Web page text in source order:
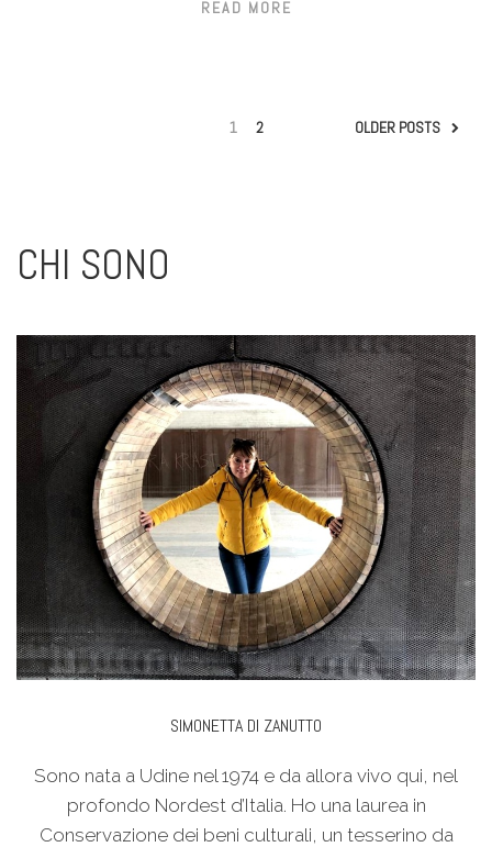
READ MORE
1 2 OLDER POSTS
CHI SONO
SIMONETTA DI ZANUTTO
Sono nata a Udine nel 1974 e da allora vivo qui, nel
profondo Nordest d’Italia. Ho una laurea in
Conservazione dei beni culturali, un tesserino da